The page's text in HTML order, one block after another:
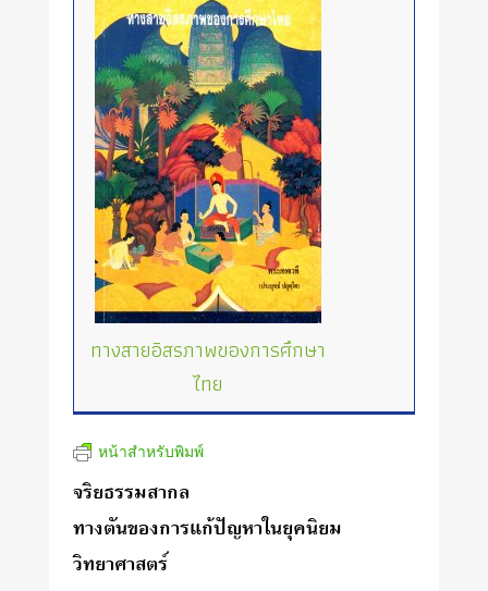
ทางสายอิสรภาพของการศึกษา
ไทย
หน้าสำหรับพิมพ์
จริยธรรมสากล
ทางตันของการแก้ปัญหาในยุคนิยม
วิทยาศาสตร์